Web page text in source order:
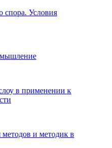
спора. Условия
мышление
в применении к
и методик в